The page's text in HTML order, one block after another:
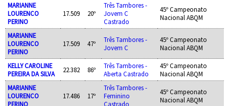
MARIANNE
LOURENCO
PERINO
17.509 20º
Três Tambores -
Jovem C
Castrado
45º Campeonato
Nacional ABQM
MARIANNE
LOURENCO
PERINO
17.509 47º
Três Tambores -
Jovem C
45º Campeonato
Nacional ABQM
KELLY CAROLINE
PEREIRA DA SILVA
22.382 86º
Três Tambores -
Aberta Castrado
45º Campeonato
Nacional ABQM
MARIANNE
LOURENCO
PERINO
17.486 17º
Três Tambores -
Feminino
Castrado
45º Campeonato
Nacional ABQM